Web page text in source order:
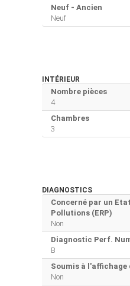
Neuf - Ancien
Neuf
INTÉRIEUR
Nombre pièces
4
Chambres
3
DIAGNOSTICS
Concerné par un
Pollutions (ERP)
Non
Diagnostic Perf.
B
Soumis à l'affichage
Non